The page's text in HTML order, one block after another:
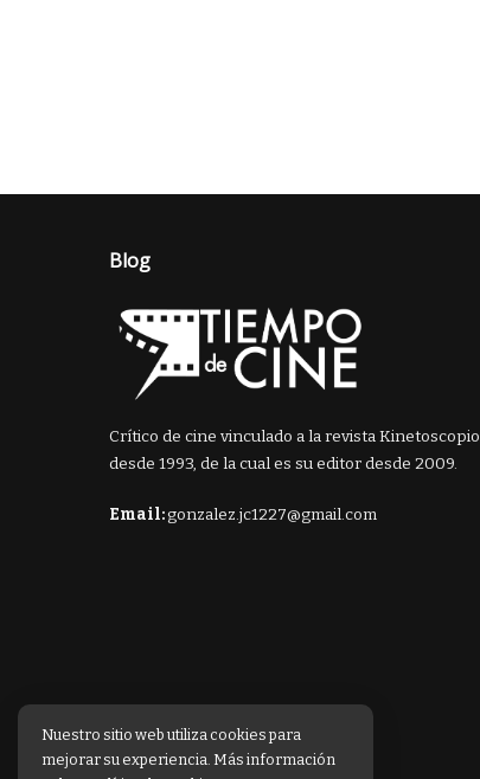
Blog
Crítico de cine vinculado a la revista Kinetoscopio
desde 1993, de la cual es su editor desde 2009.
Email:gonzalez.jc1227@gmail.com
Nuestro sitio web utiliza cookies para
mejorar su experiencia. Más información